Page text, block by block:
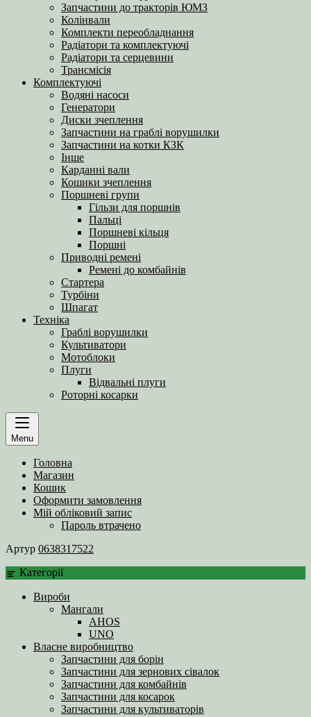
Запчастини до тракторів ЮМЗ
Колінвали
Комплекти переобладнання
Радіатори та комплектуючі
Радіатори та серцевини
Трансмісія
Комплектуючі
Водяні насоси
Генератори
Диски зчеплення
Запчастини на граблі ворушилки
Запчастини на котки КЗК
Інше
Карданні вали
Кошики зчеплення
Поршневі групи
Гільзи для поршнів
Пальці
Поршневі кільця
Поршні
Приводні ремені
Ремені до комбайнів
Стартера
Турбіни
Шпагат
Техніка
Граблі ворушилки
Культиватори
Мотоблоки
Плуги
Відвальні плуги
Роторні косарки
Menu
Головна
Магазин
Кошик
Оформити замовлення
Мій обліковий запис
Пароль втрачено
Артур 0638317522
Категорії
Вироби
Мангали
AHOS
UNO
Власне виробництво
Запчастини для борін
Запчастини для зернових сівалок
Запчастини для комбайнів
Запчастини для косарок
Запчастини для культиваторів